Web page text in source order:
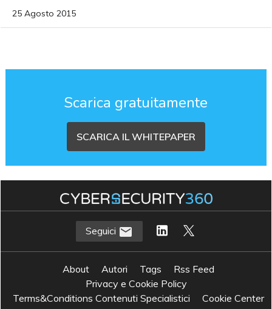
25 Agosto 2015
Scarica gratuitamente
SCARICA IL WHITEPAPER
Seguici
About Autori Tags
Rss Feed
Privacy e Cookie Policy
Terms&Conditions Contenuti Specialistici
Cookie Center